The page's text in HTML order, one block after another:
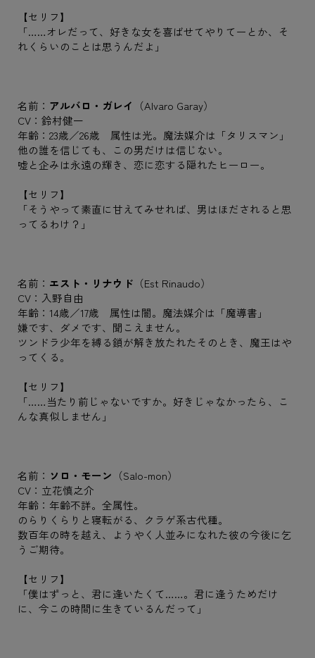
【セリフ】
「……オレだって、好きな女を喜ばせてやりてーとか、そ
れくらいのことは思うんだよ」
名前： アルバロ・ガレイ
（Alvaro Garay）
CV：鈴村健一
年齢：23歳／26歳 属性は光。魔法媒介は「タリスマン」
他の誰を信じても、この男だけは信じない。
嘘と企みは永遠の輝き、恋に恋する隠れたヒーロー。
【セリフ】
「そうやって素直に甘えてみせれば、男はほだされると思
ってるわけ？」
名前： エスト・リナウド （Est Rinaudo）
CV：入野自由
年齢：14歳／17歳 属性は闇。魔法媒介は「魔導書」
嫌です、ダメです、聞こえません。
ツンドラ少年を縛る鎖が解き放たれたそのとき、魔王はや
ってくる。
【セリフ】
「……当たり前じゃないですか。好きじゃなかったら、こ
んな真似しません」
名前： ソロ・モーン （Salo-mon）
CV：立花慎之介
年齢：年齢不詳。全属性。
のらりくらりと寝転がる、クラゲ系古代種。
数百年の時を越え、ようやく人並みになれた彼の今後に乞
うご期待。
【セリフ】
「僕はずっと、君に逢いたくて……。君に逢うためだけ
に、今この時間に生きているんだって」